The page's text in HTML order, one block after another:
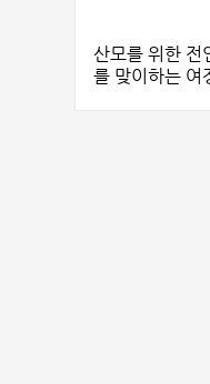
산모를 위한 전
를 맞이하는 여